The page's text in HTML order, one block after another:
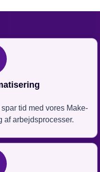
tid med vores Make-
af arbejdsprocesser.